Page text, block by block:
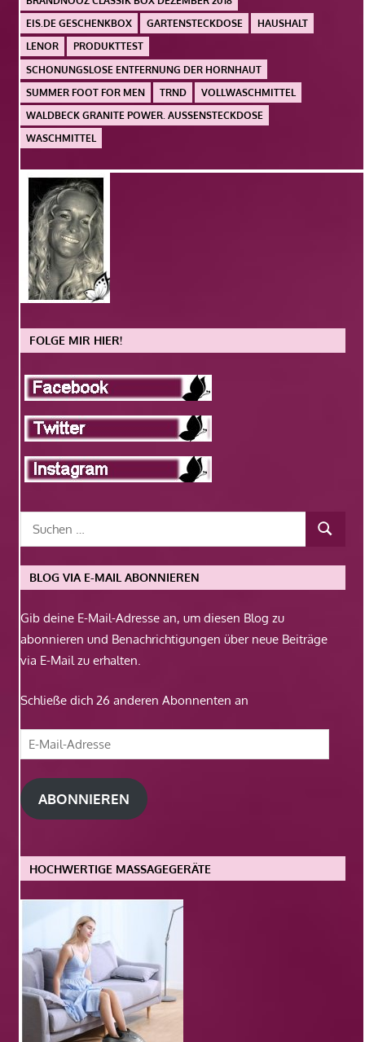
EIS.DE GESCHENKBOX
GARTENSTECKDOSE
HAUSHALT
LENOR
PRODUKTTEST
SCHONUNGSLOSE ENTFERNUNG DER HORNHAUT
SUMMER FOOT FOR MEN
TRND
VOLLWASCHMITTEL
WALDBECK GRANITE POWER. AUSSENSTECKDOSE
WASCHMITTEL
FOLGE MIR HIER!
BLOG VIA E-MAIL ABONNIEREN
Gib deine E-Mail-Adresse an, um diesen Blog zu
abonnieren und Benachrichtigungen über neue Beiträge
via E-Mail zu erhalten.
Schließe dich 26 anderen Abonnenten an
E-
Mail-
Adresse
ABONNIEREN
HOCHWERTIGE MASSAGEGERÄTE